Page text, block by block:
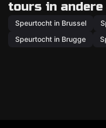
tours in andere
Speurtocht in Brussel
Speurtocht in Brugge